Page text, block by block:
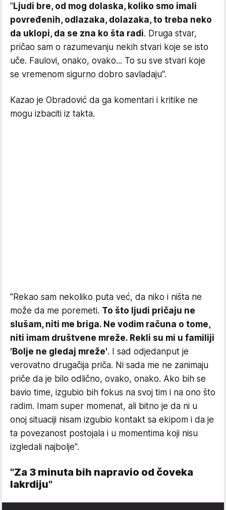
"Ljudi bre, od mog dolaska, koliko smo imali
povređenih, odlazaka, dolazaka, to treba neko
da uklopi, da se zna ko šta radi. Druga stvar,
pričao sam o razumevanju nekih stvari koje se isto
uče. Faulovi, onako, ovako... To su sve stvari koje
se vremenom sigurno dobro savladaju".
Kazao je Obradović da ga komentari i kritike ne
mogu izbaciti iz takta.
"Rekao sam nekoliko puta već, da niko i ništa ne
može da me poremeti. To što ljudi pričaju ne
slušam, niti me briga. Ne vodim računa o tome,
niti imam društvene mreže. Rekli su mi u familiji
'Bolje ne gledaj mreže'. I sad odjedanput je
verovatno drugačija priča. Ni sada me ne zanimaju
priče da je bilo odlično, ovako, onako. Ako bih se
bavio time, izgubio bih fokus na svoj tim i na ono što
radim. Imam super momenat, ali bitno je da ni u
onoj situaciji nisam izgubio kontakt sa ekipom i da je
ta povezanost postojala i u momentima koji nisu
izgledali najbolje".
"Za 3 minuta bih napravio od čoveka
lakrdiju"